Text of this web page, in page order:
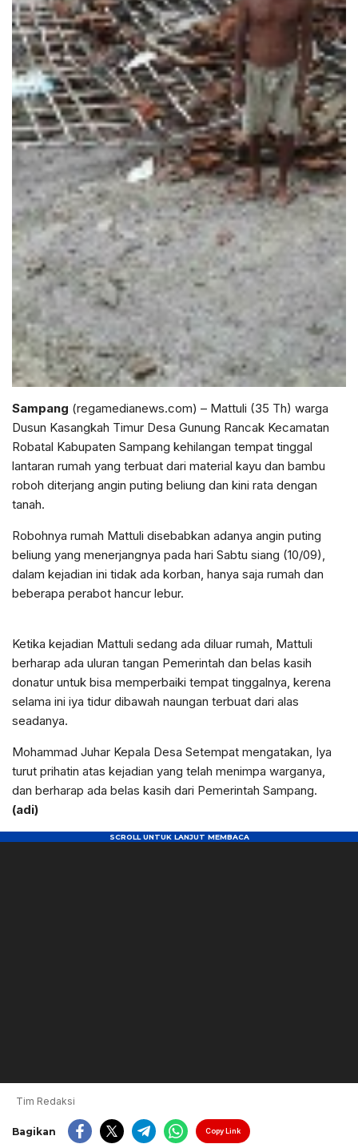
Sampang (regamedianews.com) – Mattuli (35 Th) warga
Dusun Kasangkah Timur Desa Gunung Rancak Kecamatan
Robatal Kabupaten Sampang kehilangan tempat tinggal
lantaran rumah yang terbuat dari material kayu dan bambu
roboh diterjang angin puting beliung dan kini rata dengan
tanah.
Robohnya rumah Mattuli disebabkan adanya angin puting
beliung yang menerjangnya pada hari Sabtu siang (10/09),
dalam kejadian ini tidak ada korban, hanya saja rumah dan
beberapa perabot hancur lebur.
Ketika kejadian Mattuli sedang ada diluar rumah, Mattuli
berharap ada uluran tangan Pemerintah dan belas kasih
donatur untuk bisa memperbaiki tempat tinggalnya, kerena
selama ini iya tidur dibawah naungan terbuat dari alas
seadanya.
Mohammad Juhar Kepala Desa Setempat mengatakan, Iya
turut prihatin atas kejadian yang telah menimpa warganya,
dan berharap ada belas kasih dari Pemerintah Sampang.
(adi)
Tim Redaksi
Bagikan Copy Link